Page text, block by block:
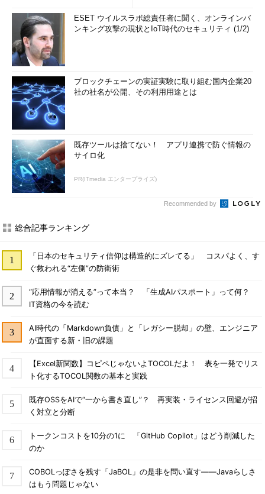
ESET ウイルスラボ総責任者に聞く、オンラインバ
ンキング攻撃の現状とIoT時代のセキュリティ (1/2)
ブロックチェーンの実証実験に取り組む国内企業20
社の社名が公開、その利用用途とは
既存ツールは捨てない！ アプリ連携で防ぐ情報の
サイロ化
PR(ITmedia エンタープライズ)
Recommended by
総合記事ランキング
「日本のセキュリティ信仰は構造的にズレてる」 コスパよく、す
ぐ救われる“左側”の防衛術
“応用情報が消える”って本当？ 「生成AIパスポート」って何？
IT資格の今を読む
AI時代の「Markdown負債」と「レガシー脱却」の壁、エンジニア
が直面する新・旧の課題
【Excel新関数】コピペじゃないよTOCOLだよ！ 表を一発でリス
ト化するTOCOL関数の基本と実践
既存OSSをAIで“一から書き直し”？ 再実装・ライセンス回避が招
く対立と分断
トークンコストを10分の1に 「GitHub Copilot」はどう削減した
のか
COBOLっぽさを残す「JaBOL」の是非を問い直す――Javaらしさ
はもう問題じゃない